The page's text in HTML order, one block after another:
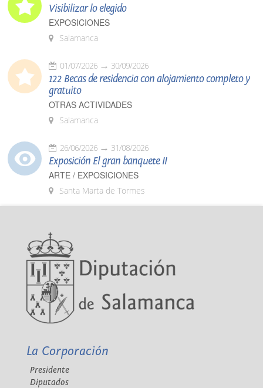
Visibilizar lo elegido
EXPOSICIONES
Salamanca
01/07/2026 30/09/2026
122 Becas de residencia con alojamiento completo y
gratuito
OTRAS ACTIVIDADES
Salamanca
26/06/2026 31/08/2026
Exposición El gran banquete II
ARTE / EXPOSICIONES
Santa Marta de Tormes
La Corporación
Presidente
Diputados